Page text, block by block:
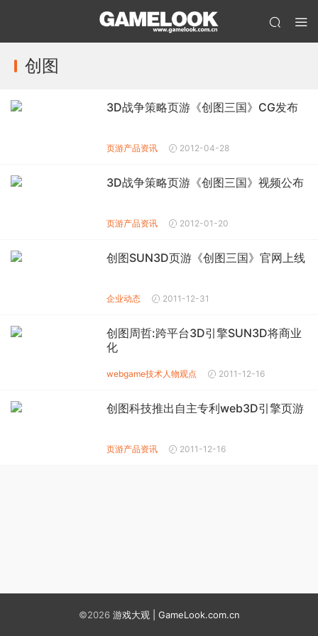
创图
3D战争策略页游《创图三国》CG发布
页游产品资讯 2012-04-28
3D战争策略页游《创图三国》视频公布
页游产品资讯 2012-01-20
创图SUN3D页游《创图三国》官网上线
企业动态 2011-12-31
创图周哲:跨平台3D引擎SUN3D将商业
化
webgame技术人物观点 2011-12-16
创图科技推出自主专利web3D引擎页游
页游产品资讯 2011-12-16
©2026 游戏大观 | GameLook.com.cn